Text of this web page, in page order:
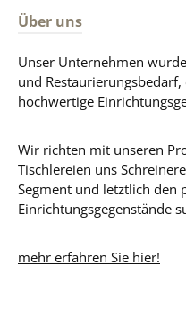
Über uns
Unser Unternehmen
und
hochwertige
Wir richten mit unseren
Tischlereien uns
Segment und letztlich den
Einrichtungsgegenstände
mehr erfahren Sie hier!